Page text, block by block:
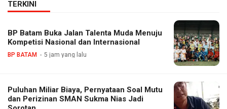
TERKINI
BP Batam Buka Jalan Talenta Muda Menuju
Kompetisi Nasional dan Internasional
BP BATAM 5 jam yang lalu
Puluhan Miliar Biaya, Pernyataan Soal Mutu
dan Perizinan SMAN Sukma Nias Jadi